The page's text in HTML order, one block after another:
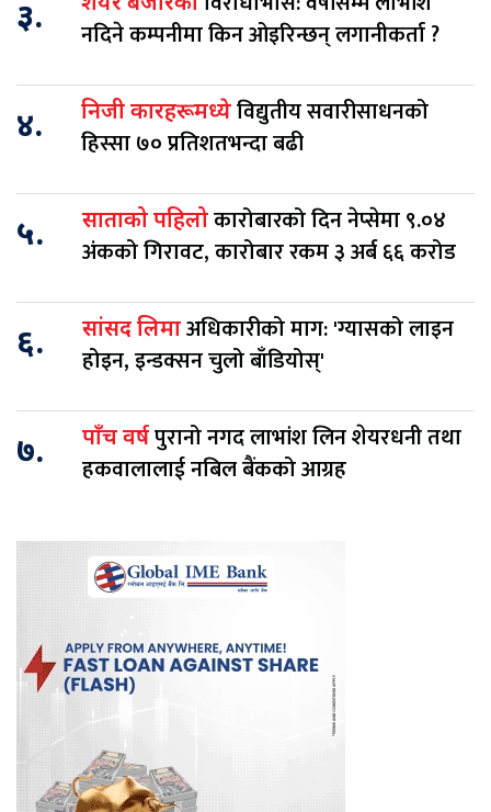
३.
नदिने कम्पनीमा किन ओइरिन्छन् लगानीकर्ता ?
४. निजी कारहरूमध्येविद्युतीय सवारीसाधनको
हिस्सा ७० प्रतिशतभन्दा बढी
५. साताको पहिलोकारोबारको दिन नेप्सेमा ९.०४
अंकको गिरावट, कारोबार रकम ३ अर्ब ६६ करोड
६. सांसद लिमाअधिकारीको माग: 'ग्यासको लाइन
होइन, इन्डक्सन चुलो बाँडियोस्'
७. पाँच वर्षपुरानो नगद लाभांश लिन शेयरधनी तथा
हकवालालाई नबिल बैंकको आग्रह